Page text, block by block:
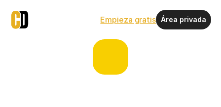
Empieza gratis Área privada